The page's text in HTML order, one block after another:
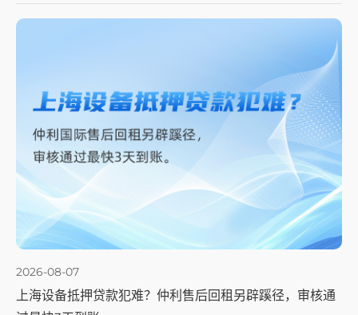
上海设备抵押贷款犯难？仲利售后回租另辟蹊径，审核通
2026-08-07